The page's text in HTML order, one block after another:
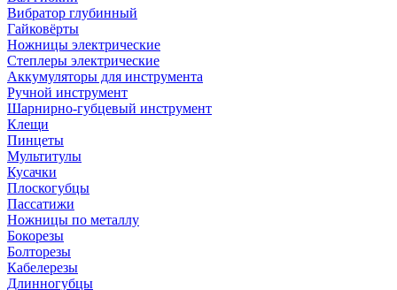
Вибратор глубинный
Гайковёрты
Ножницы электрические
Степлеры электрические
Аккумуляторы для инструмента
Ручной инструмент
Шарнирно-губцевый инструмент
Клещи
Пинцеты
Мультитулы
Кусачки
Плоскогубцы
Пассатижи
Ножницы по металлу
Бокорезы
Болторезы
Кабелерезы
Длинногубцы